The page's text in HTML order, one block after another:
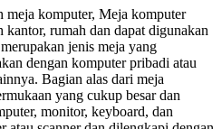
meja komputer, Meja komputer
kantor, rumah dan dapat digunakan
jenis meja yang
dengan komputer pribadi atau
Bagian alas dari meja
yang cukup besar dan
monitor, keyboard, dan